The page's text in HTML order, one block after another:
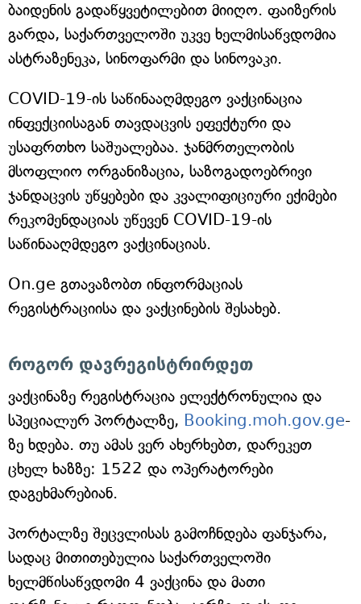
ბაიდენის გადაწყვეტილებით მიიღო. ფაიზერის
გარდა, საქართველოში უკვე ხელმისაწვდომია
ასტრაზენეკა, სინოფარმი და სინოვაკი.
COVID-19-ის საწინააღმდეგო ვაქცინაცია
ინფექციისაგან თავდაცვის ეფექტური და
უსაფრთხო საშუალებაა. ჯანმრთელობის
მსოფლიო ორგანიზაცია, საზოგადოებრივი
ჯანდაცვის უწყებები და კვალიფიციური ექიმები
რეკომენდაციას უწევენ COVID-19-ის
საწინააღმდეგო ვაქცინაციას.
On.ge გთავაზობთ ინფორმაციას
რეგისტრაციისა და ვაქცინების შესახებ.
როგორ დავრეგისტრირდეთ
ვაქცინაზე რეგისტრაცია ელექტრონულია და
სპეციალურ პორტალზე, Booking.moh.gov.ge-
ზე ხდება. თუ ამას ვერ ახერხებთ, დარეკეთ
ცხელ ხაზზე: 1522 და ოპერატორები
დაგეხმარებიან.
პორტალზე შეცვლისას გამოჩნდება ფანჯარა,
სადაც მითითებულია საქართველოში
ხელმწისაწვდომი 4 ვაქცინა და მათი